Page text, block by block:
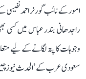
امور کے نائب گورنر احمد
راجدھانی بندر عباس میں کسی
وجوہات کا پتہ لگانے کے لیے
سعودی عرب کے ’الحدث نیوز